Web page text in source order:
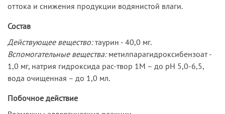
оттока и снижения продукции водянистой влаги.
Состав
Действующее вещество:таурин - 40,0 мг.
Вспомогательные вещества: метилпарагидроксибензоат -
1,0 мг, натрия гидроксида рас-твор 1М – до pH 5,0-6,5,
вода очищенная – до 1,0 мл.
Побочное действие